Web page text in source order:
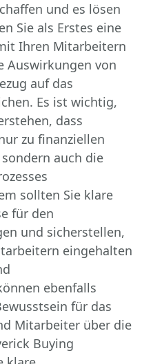
und es lösen
Sie als Erstes eine
Ihren Mitarbeitern
Auswirkungen von
auf das
Es ist wichtig,
dass
zu finanziellen
auch die
sollten Sie klare
für den
und sicherstellen,
eingehalten
ebenfalls
für das
Mitarbeiter über die
Buying